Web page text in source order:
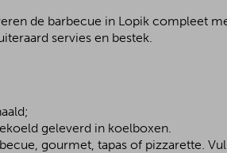
de barbecue in Lopik compleet
servies en bestek.
geleverd in koelboxen.
gourmet, tapas of pizzarette.